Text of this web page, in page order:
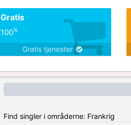
Gratis
100%
Gratis tjenester
Find singler i områderne: Frankrig